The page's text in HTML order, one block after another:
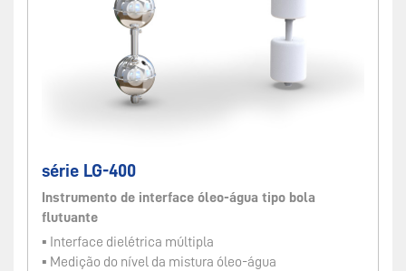
série LG-400
Instrumento de interface óleo-água tipo bola
flutuante
▪ Interface dielétrica múltipla
▪ Medição do nível da mistura óleo-água